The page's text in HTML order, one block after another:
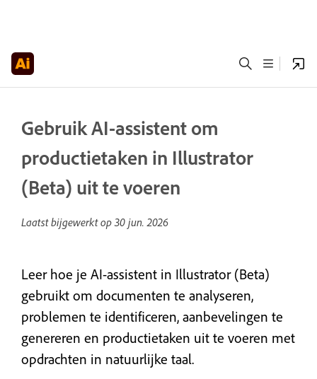
Gebruik AI-assistent om
productietaken in Illustrator
(Beta) uit te voeren
Laatst bijgewerkt op 30 jun. 2026
Leer hoe je AI-assistent in Illustrator (Beta)
gebruikt om documenten te analyseren,
problemen te identificeren, aanbevelingen te
genereren en productietaken uit te voeren met
opdrachten in natuurlijke taal.